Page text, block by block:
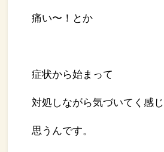
痛い〜！とか
症状から始まって
対処しながら気づいてく感
思うんです。